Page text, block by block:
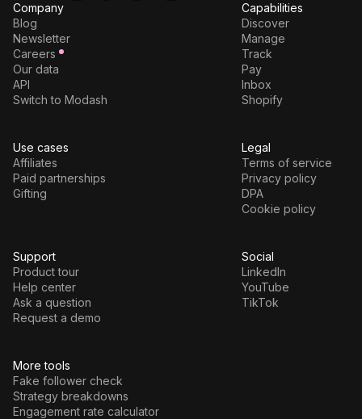
More tools
Fake follower check
Strategy breakdowns
Engagement rate calculator
Company
Blog
Newsletter
Careers
Our data
API
Switch to Modash
Capabilities
Discover
Manage
Track
Pay
Inbox
Shopify
Use cases
Affiliates
Paid partnerships
Gifting
Legal
Terms of service
Privacy policy
DPA
Cookie policy
Support
Product tour
Help center
Ask a question
Request a demo
Social
LinkedIn
YouTube
TikTok